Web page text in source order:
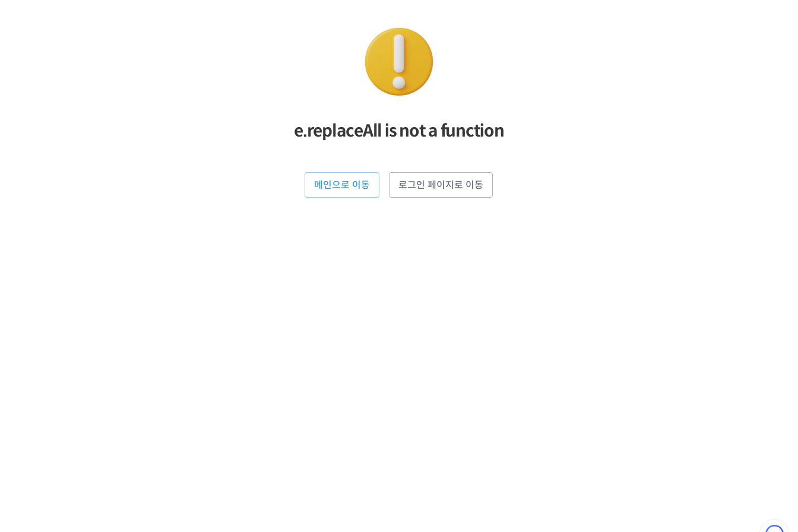
e.replaceAll is not a function
메인으로 이동 로그인 페이지로 이동